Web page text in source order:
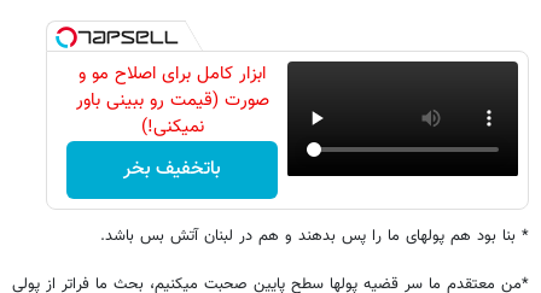
ابزار کامل برای اصلاح مو و
صورت (قیمت رو ببینی باور
نمیکنی!)
باتخفیف بخر
* بنا بود هم پولهای ما را پس بدهند و هم در لبنان آتش بس باشد.
*من معتقدم ما سر قضیه پولها سطح پایین صحبت میکنیم، بحث ما فراتر از پولی